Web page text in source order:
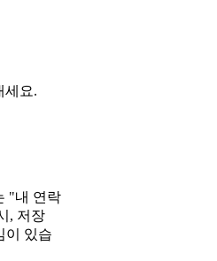
세요.
"내 연락
, 저장
이 있습